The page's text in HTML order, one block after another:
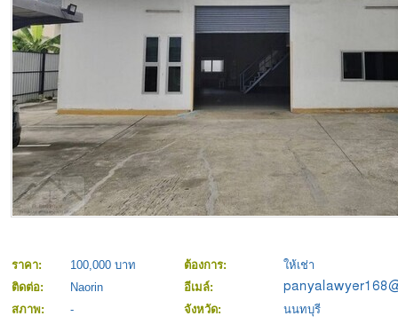
ราคา: 100,000 บาท ต้องการ:
ให้เช่า
ติดต่อ:
Naorin
อีเมล์:
สภาพ:
- จังหวัด:
นนทบุรี